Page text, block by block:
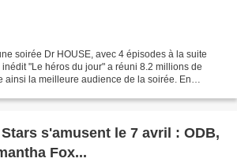
soirée Dr HOUSE, avec 4 épisodes à la suite
"Le héros du jour" a réuni 8.2 millions de
ainsi la meilleure audience de la soirée. En
s'amusent le 7 avril : ODB,
Fox...